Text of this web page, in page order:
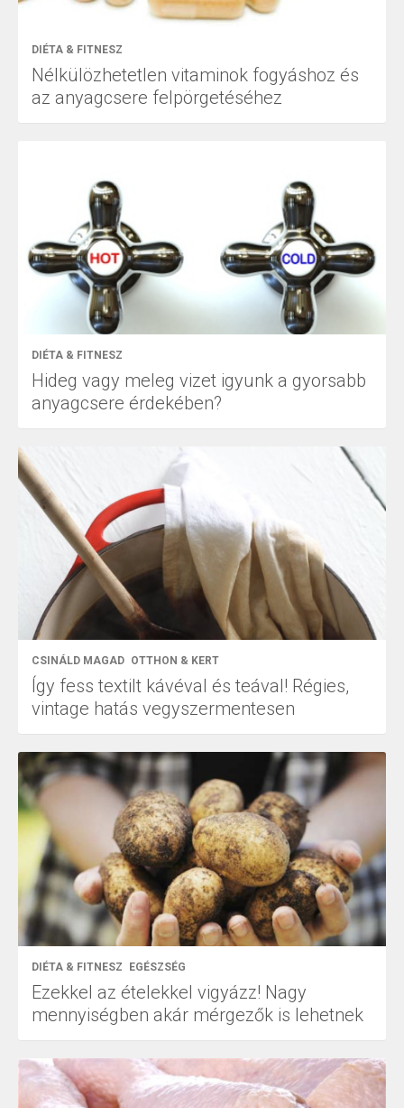
DIÉTA & FITNESZ
Nélkülözhetetlen vitaminok fogyáshoz és
az anyagcsere felpörgetéséhez
DIÉTA & FITNESZ
Hideg vagy meleg vizet igyunk a gyorsabb
anyagcsere érdekében?
CSINÁLD MAGAD OTTHON & KERT
Így fess textilt kávéval és teával! Régies,
vintage hatás vegyszermentesen
DIÉTA & FITNESZ EGÉSZSÉG
Ezekkel az ételekkel vigyázz! Nagy
mennyiségben akár mérgezők is lehetnek